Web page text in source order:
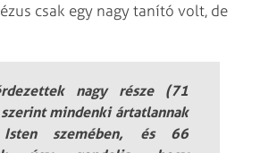
csak egy nagy tanító volt, de
nagy része (71
mindenki ártatlannak
szemében, és 66